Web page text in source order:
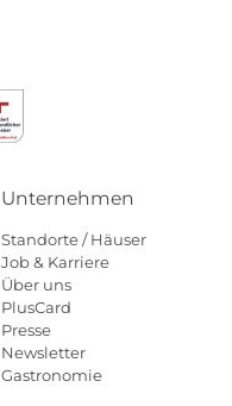
Unternehmen
Standorte / Häuser
Job & Karriere
Über uns
PlusCard
Presse
Newsletter
Gastronomie